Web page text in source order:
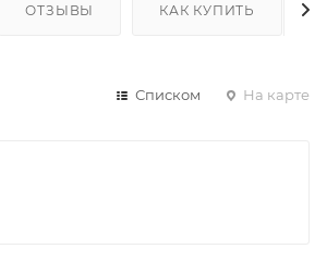
ОТЗЫВЫ КАК КУПИТЬ
Списком На карте